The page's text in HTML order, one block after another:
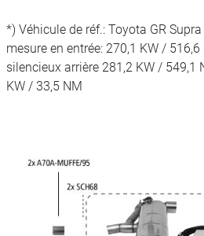
*) Véhicule de réf.: Toyota GR
mesure en entrée: 270,1 KW /
silencieux arrière 281,2 KW / 549,1
KW / 33,5 NM